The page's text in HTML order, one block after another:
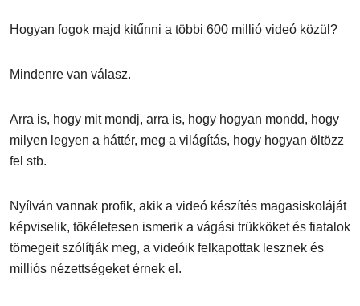
Hogyan fogok majd kitűnni a többi 600 millió videó közül?
Mindenre van válasz.
Arra is, hogy mit mondj, arra is, hogy hogyan mondd, hogy
milyen legyen a háttér, meg a világítás, hogy hogyan öltözz
fel stb.
Nyílván vannak profik, akik a videó készítés magasiskoláját
képviselik, tökéletesen ismerik a vágási trükköket és fiatalok
tömegeit szólítják meg, a videóik felkapottak lesznek és
milliós nézettségeket érnek el.